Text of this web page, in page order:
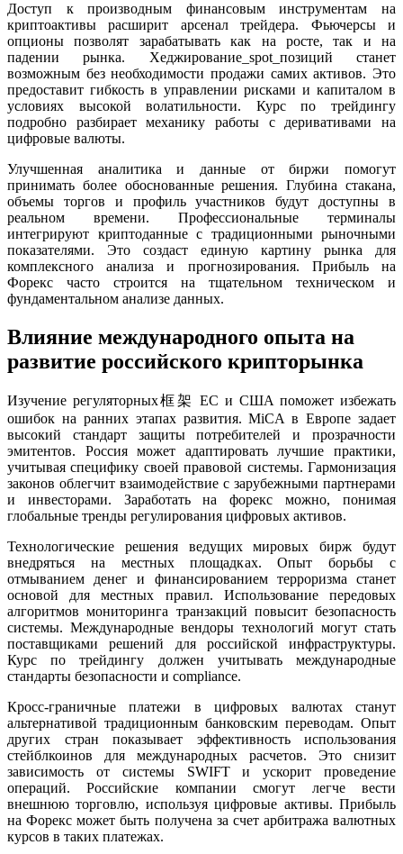
Доступ к производным финансовым инструментам на
криптоактивы расширит арсенал трейдера. Фьючерсы и
опционы позволят зарабатывать как на росте, так и на
падении рынка. Хеджирование_spot_позиций станет
возможным без необходимости продажи самих активов. Это
предоставит гибкость в управлении рисками и капиталом в
условиях высокой волатильности. Курс по трейдингу
подробно разбирает механику работы с деривативами на
цифровые валюты.
Улучшенная аналитика и данные от биржи помогут
принимать более обоснованные решения. Глубина стакана,
объемы торгов и профиль участников будут доступны в
реальном времени. Профессиональные терминалы
интегрируют криптоданные с традиционными рыночными
показателями. Это создаст единую картину рынка для
комплексного анализа и прогнозирования. Прибыль на
Форекс часто строится на тщательном техническом и
фундаментальном анализе данных.
Влияние международного опыта на
развитие российского крипторынка
Изучение регуляторных框架 ЕС и США поможет избежать
ошибок на ранних этапах развития. MiCA в Европе задает
высокий стандарт защиты потребителей и прозрачности
эмитентов. Россия может адаптировать лучшие практики,
учитывая специфику своей правовой системы. Гармонизация
законов облегчит взаимодействие с зарубежными партнерами
и инвесторами. Заработать на форекс можно, понимая
глобальные тренды регулирования цифровых активов.
Технологические решения ведущих мировых бирж будут
внедряться на местных площадках. Опыт борьбы с
отмыванием денег и финансированием терроризма станет
основой для местных правил. Использование передовых
алгоритмов мониторинга транзакций повысит безопасность
системы. Международные вендоры технологий могут стать
поставщиками решений для российской инфраструктуры.
Курс по трейдингу должен учитывать международные
стандарты безопасности и compliance.
Кросс-граничные платежи в цифровых валютах станут
альтернативой традиционным банковским переводам. Опыт
других стран показывает эффективность использования
стейблкоинов для международных расчетов. Это снизит
зависимость от системы SWIFT и ускорит проведение
операций. Российские компании смогут легче вести
внешнюю торговлю, используя цифровые активы. Прибыль
на Форекс может быть получена за счет арбитража валютных
курсов в таких платежах.